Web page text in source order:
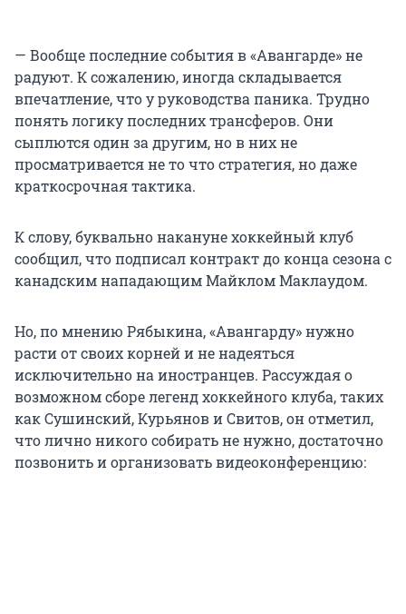
— Вообще последние события в «Авангарде» не
радуют. К сожалению, иногда складывается
впечатление, что у руководства паника. Трудно
понять логику последних трансферов. Они
сыплются один за другим, но в них не
просматривается не то что стратегия, но даже
краткосрочная тактика.
К слову, буквально накануне хоккейный клуб
сообщил, что подписал контракт до конца сезона с
канадским нападающим Майклом Маклаудом.
Но, по мнению Рябыкина, «Авангарду» нужно
расти от своих корней и не надеяться
исключительно на иностранцев. Рассуждая о
возможном сборе легенд хоккейного клуба, таких
как Сушинский, Курьянов и Свитов, он отметил,
что лично никого собирать не нужно, достаточно
позвонить и организовать видеоконференцию: